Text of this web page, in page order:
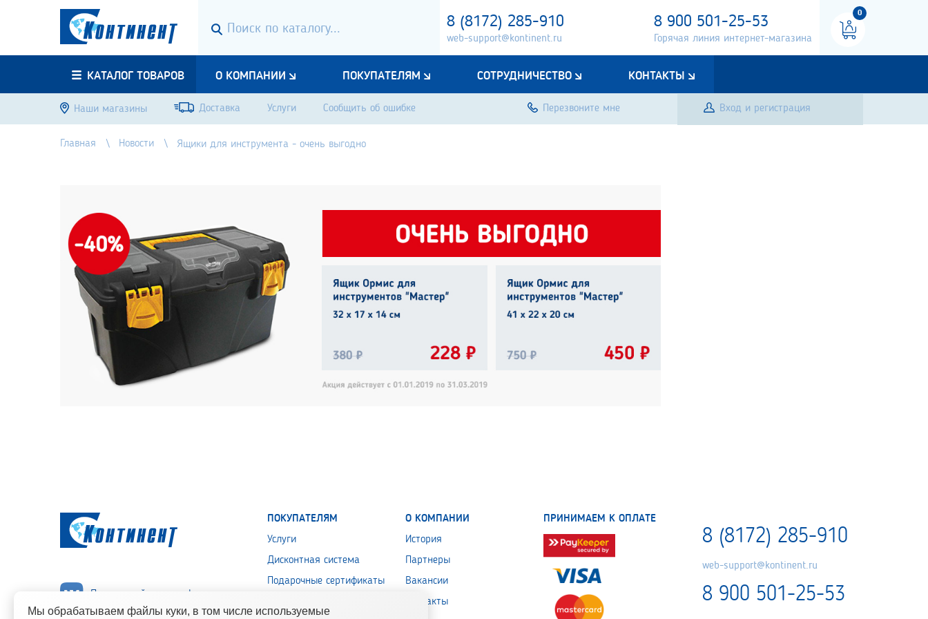
8 (8172) 285-910
web-support@kontinent.ru
8 900 501-25-53
Горячая линия интернет-магазина
0
КАТАЛОГ ТОВАРОВ О КОМПАНИИ ПОКУПАТЕЛЯМ СОТРУДНИЧЕСТВО КОНТАКТЫ
Наши магазины Доставка Услуги Сообщить об ошибке Перезвоните мне Вход и регистрация
Главная Новости Ящики для инструмента - очень выгодно
Подписывайся на нас!
ПОКУПАТЕЛЯМ
Услуги
Дисконтная система
Подарочные сертификаты
персональных данных
О КОМПАНИИ
История
Партнеры
Вакансии
Контакты
ПРИНИМАЕМ К ОПЛАТЕ
8 (8172) 285-910
web-support@kontinent.ru
8 900 501-25-53
Мы обрабатываем файлы куки, в том числе используемые